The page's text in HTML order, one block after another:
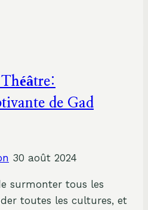
de Gad
30 août 2024
surmonter tous les
toutes les cultures, et